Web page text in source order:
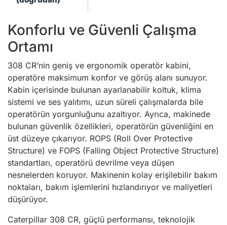
Konforlu ve Güvenli Çalışma
Ortamı
308 CR’nin geniş ve ergonomik operatör kabini,
operatöre maksimum konfor ve görüş alanı sunuyor.
Kabin içerisinde bulunan ayarlanabilir koltuk, klima
sistemi ve ses yalıtımı, uzun süreli çalışmalarda bile
operatörün yorgunluğunu azaltıyor. Ayrıca, makinede
bulunan güvenlik özellikleri, operatörün güvenliğini en
üst düzeye çıkarıyor. ROPS (Roll Over Protective
Structure) ve FOPS (Falling Object Protective Structure)
standartları, operatörü devrilme veya düşen
nesnelerden koruyor. Makinenin kolay erişilebilir bakım
noktaları, bakım işlemlerini hızlandırıyor ve maliyetleri
düşürüyor.
Caterpillar 308 CR, güçlü performansı, teknolojik